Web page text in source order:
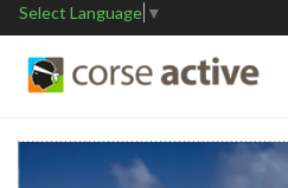
Select Language ▼